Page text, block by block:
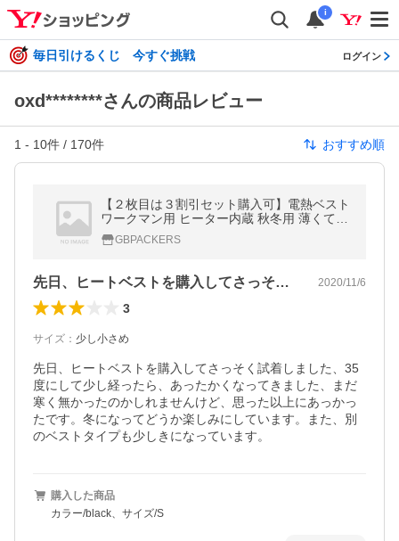
i
毎日引けるくじ 今すぐ挑戦 ログイン
oxd********さんの商品レビュー
1 - 10件 / 170件 おすすめ順
【２枚目は３割引セット購入可】電熱ベスト
ワークマン用 ヒーター内蔵 秋冬用 薄くて軽
い 防寒 チョッキ USB加熱 バッテリー給電 3
段温度調整 2つヒーター
GBPACKERS
先日、ヒートベストを購入してさっそく試… 2020/11/6
3
サイズ ： 少し小さめ
先日、ヒートベストを購入してさっそく試着しました、35
度にして少し経ったら、あったかくなってきました、まだ
寒く無かったのかしれませんけど、思った以上にあっかっ
たです。冬になってどうか楽しみにしています。また、別
のベストタイプも少しきになっています。
購入した商品
カラー/black、サイズ/S